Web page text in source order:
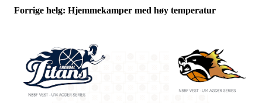
Forrige helg: Hjemmekamper med høy temperatur